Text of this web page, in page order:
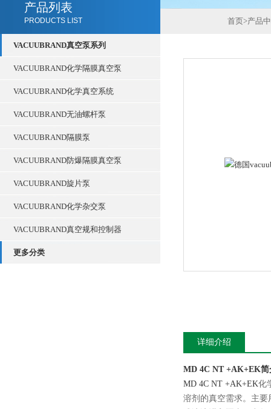
产品列表
PRODUCTS LIST
VACUUBRAND真空泵系列
VACUUBRAND化学隔膜真空泵
VACUUBRAND化学真空系统
VACUUBRAND无油螺杆泵
VACUUBRAND隔膜泵
VACUUBRAND防爆隔膜真空泵
VACUUBRAND旋片泵
VACUUBRAND化学杂交泵
VACUUBRAND真空规和控制器
更多分类
首页>产品
详细介绍
MD 4C NT +AK+EK简
MD 4C NT +AK+EK化
溶剂的真空需求。主